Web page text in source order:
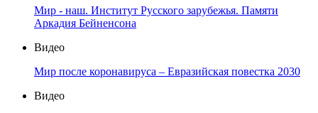
Мир - наш. Институт Русского зарубежья. Памяти
Аркадия Бейненсона
Видео
Мир после коронавируса – Евразийская повестка 2030
Видео